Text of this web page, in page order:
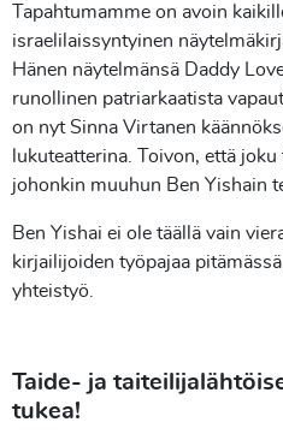
Tapahtumamme on avoin
israelilaissyntyinen
Hänen näytelmänsä Daddy
runollinen patriarkaatista
on nyt Sinna Virtanen
lukuteatterina. Toivon, että
johonkin muuhun Ben Yishain
Ben Yishai ei ole täällä vain
kirjailijoiden työpajaa
yhteistyö.
Taide- ja
tukea!